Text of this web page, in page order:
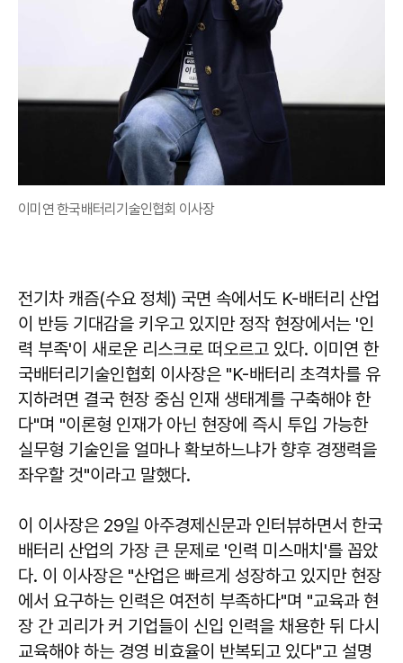
이미연 한국배터리기술인협회 이사장
전기차 캐즘(수요 정체) 국면 속에서도 K-배터리 산업
이 반등 기대감을 키우고 있지만 정작 현장에서는 '인
력 부족'이 새로운 리스크로 떠오르고 있다. 이미연 한
국배터리기술인협회 이사장은 "K-배터리 초격차를 유
지하려면 결국 현장 중심 인재 생태계를 구축해야 한
다"며 "이론형 인재가 아닌 현장에 즉시 투입 가능한
실무형 기술인을 얼마나 확보하느냐가 향후 경쟁력을
좌우할 것"이라고 말했다.
이 이사장은 29일 아주경제신문과 인터뷰하면서 한국
배터리 산업의 가장 큰 문제로 '인력 미스매치'를 꼽았
다. 이 이사장은 "산업은 빠르게 성장하고 있지만 현장
에서 요구하는 인력은 여전히 부족하다"며 "교육과 현
장 간 괴리가 커 기업들이 신입 인력을 채용한 뒤 다시
교육해야 하는 경영 비효율이 반복되고 있다"고 설명